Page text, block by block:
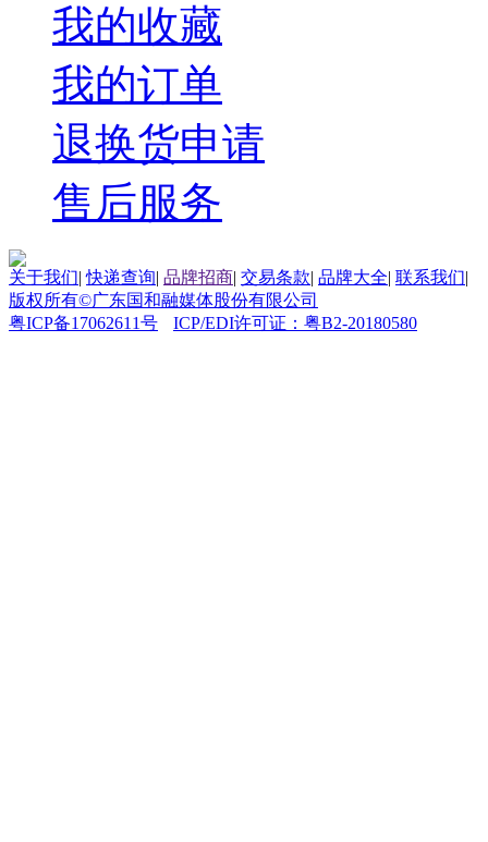
我的收藏
我的订单
退换货申请
售后服务
关于我们|快递查询| 品牌招商| 交易条款| 品牌大全| 联系我们|
版权所有©广东国和融媒体股份有限公司
粤ICP备17062611号
ICP/EDI许可证：粤B2-20180580